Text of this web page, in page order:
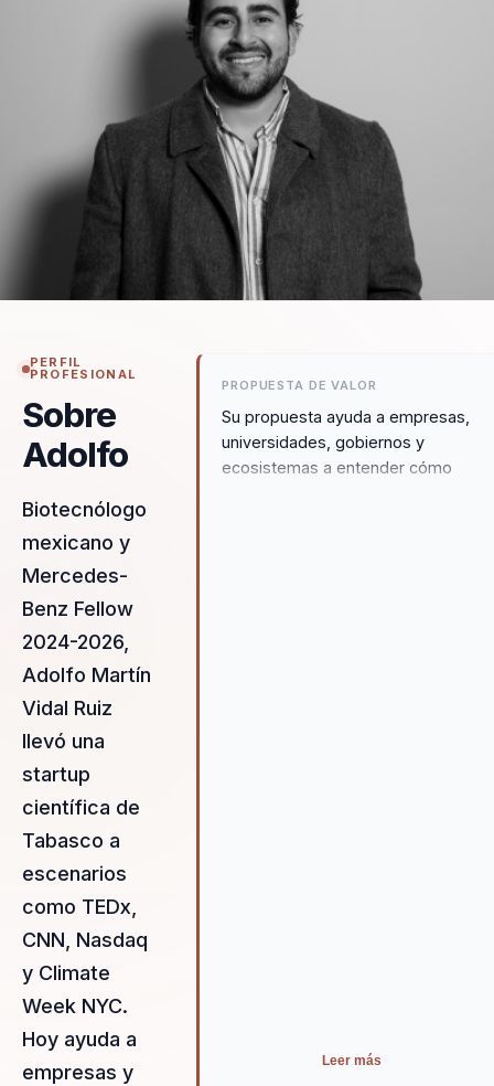
PERFIL
PROFESIONAL
Sobre
Adolfo
Biotecnólogo
mexicano y
Mercedes-
Benz Fellow
2024-2026,
Adolfo Martín
Vidal Ruiz
llevó una
startup
científica de
Tabasco a
escenarios
como TEDx,
CNN, Nasdaq
y Climate
Week NYC.
Hoy ayuda a
empresas y
PROPUESTA DE VALOR
Su propuesta ayuda a empresas,
universidades, gobiernos y
ecosistemas a entender cómo
Leer más